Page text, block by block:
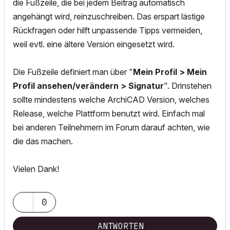
die Fußzeile, die bei jedem Beitrag automatisch
angehängt wird, reinzuschreiben. Das erspart lästige
Rückfragen oder hilft unpassende Tipps vermeiden,
weil evtl. eine ältere Version eingesetzt wird.
Die Fußzeile definiert man über "Mein Profil > Mein
Profil ansehen/verändern > Signatur". Drinstehen
sollte mindestens welche ArchiCAD Version, welches
Release, welche Plattform benutzt wird. Einfach mal
bei anderen Teilnehmern im Forum darauf achten, wie
die das machen.
Vielen Dank!
0
ANTWORTEN